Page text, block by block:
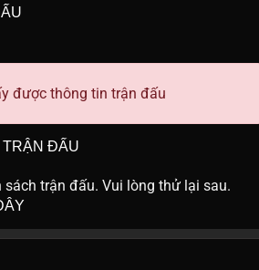
được thông tin trận đấu
ĐẤU
sách trận đấu. Vui lòng thử lại sau.